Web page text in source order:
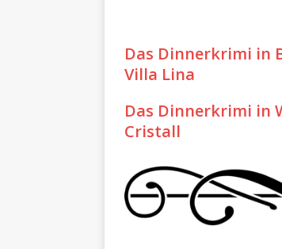
Das Dinnerkrimi in
Villa Lina
Das Dinnerkrimi in
Cristall